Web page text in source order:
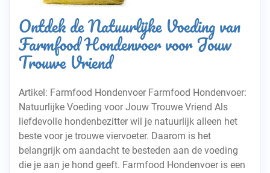
Ontdek de Natuurlijke Voeding van
Farmfood Hondenvoer voor Jouw
Trouwe Vriend
Artikel: Farmfood Hondenvoer Farmfood Hondenvoer:
Natuurlijke Voeding voor Jouw Trouwe Vriend Als
liefdevolle hondenbezitter wil je natuurlijk alleen het
beste voor je trouwe viervoeter. Daarom is het
belangrijk om aandacht te besteden aan de voeding
die je aan je hond geeft. Farmfood Hondenvoer is een